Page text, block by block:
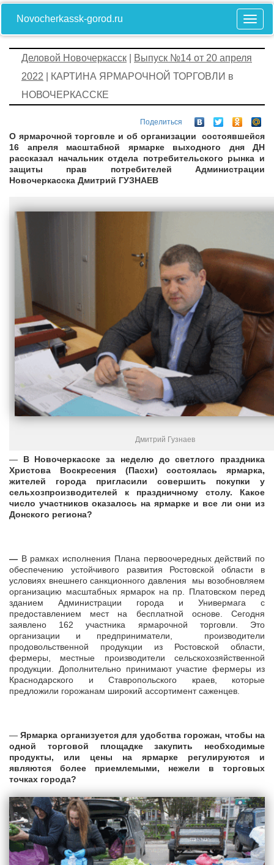
Novocherkassk-gorod.ru
Деловой Новочеркасск
Выпуск №14 от 20 апреля
2022 | КАРТИНА ЯРМАРОЧНОЙ ТОРГОВЛИ в
НОВОЧЕРКАССКЕ
Поделиться
О ярмарочной торговле и об организации состоявшейся
16 апреля масштабной ярмарке выходного дня ДН
рассказал начальник отдела потребительского рынка и
защиты прав потребителей Администрации
Новочеркасска Дмитрий ГУЗНАЕВ
Дмитрий Гузнаев
— В Новочеркасске за неделю до светлого праздника
Христова Воскресения (Пасхи) состоялась ярмарка,
жителей города пригласили совершить покупки у
сельхозпроизводителей к праздничному столу. Какое
число участников оказалось на ярмарке и все ли они из
Донского региона?
— В рамках исполнения Плана первоочередных действий по
обеспечению устойчивого развития Ростовской области в
условиях внешнего санкционного давления мы возобновляем
организацию масштабных ярмарок на пр. Платовском перед
зданием Администрации города и Универмага с
предоставлением мест на бесплатной основе. Сегодня
заявлено 162 участника ярмарочной торговли. Это
организации и предприниматели, производители
продовольственной продукции из Ростовской области,
фермеры, местные производители сельскохозяйственной
продукции. Дополнительно принимают участие фермеры из
Краснодарского и Ставропольского краев, которые
предложили горожанам широкий ассортимент саженцев.
— Ярмарка организуется для удобства горожан, чтобы на
одной торговой площадке закупить необходимые
продукты, или цены на ярмарке регулируются и
являются более приемлемыми, нежели в торговых
точках города?